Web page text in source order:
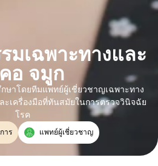
มเฉพาะทางและ
อ จมูก
ษาโดยทีมแพทย์ผู้เชี่ยวชาญเฉพาะทาง
เครื่องมือที่ทันสมัยในการตรวจวินิจฉัย
โรค
าร แพทย์ผู้เชี่ยวชาญ